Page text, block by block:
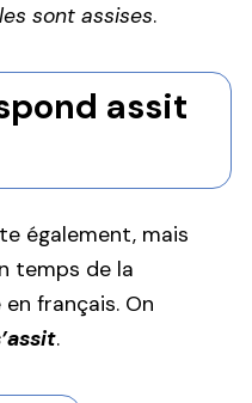
sont assises.
assit
également, mais
temps de la
français. On
.